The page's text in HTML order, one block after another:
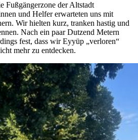
Fußgängerzone der Altstadt
und Helfer erwarteten uns mit
Wir hielten kurz, tranken hastig und
Nach ein paar Dutzend Metern
fest, dass wir Eyyüp „verloren“
mehr zu entdecken.